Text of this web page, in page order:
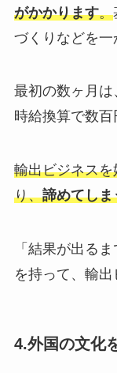
がかかります。
づくりなどを一
最初の数ヶ月
時給換算で数百
輸出ビジネス
り、諦めてし
「結果が出る
を持って、輸出
4.外国の文化